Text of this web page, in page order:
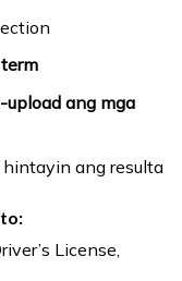
term
upload ang mga
ang resulta
License,